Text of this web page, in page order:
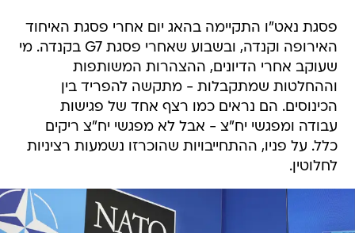
פסגת נאט"ו התקיימה בהאג יום אחרי פסגת האיחוד
האירופה וקנדה, ובשבוע שאחרי פסגת G7 בקנדה. מי
שעוקב אחרי הדיונים, ההצהרות המשותפות
וההחלטות שמתקבלות - מתקשה להפריד בין
הכינוסים. הם נראים כמו רצף אחד של פגישות
עבודה ומפגשי יח"צ - אבל לא מפגשי יח"צ ריקים
כלל. על פניו, ההתחייבויות שהוכרזו נשמעות רציניות
לחלוטין.